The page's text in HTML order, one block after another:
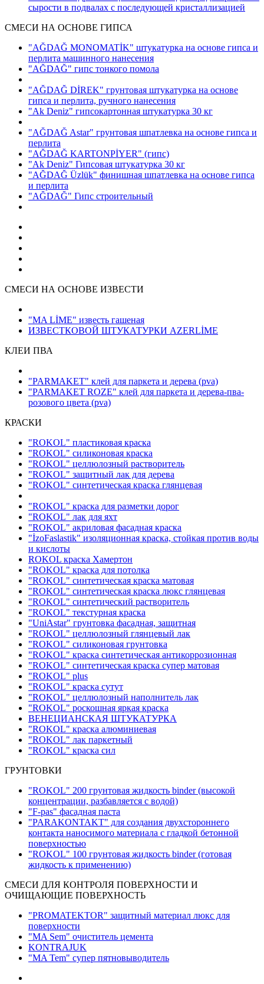
сырости в подвалах с последующей кристаллизацией
СМЕСИ НА ОСНОВЕ ГИПСА
"AĞDAĞ MONOMATİK" штукатурка на основе гипса и
перлита машинного нанесения
"AĞDAĞ" гипс тонкого помола
"AĞDAĞ DİREK" грунтовая штукатурка на основе
гипса и перлита, ручного нанесения
"Ak Deniz" гипсокартонная штукатурка 30 кг
"AĞDAĞ Astar" грунтовая шпатлевка на основе гипса и
перлита
"AĞDAĞ KARTONPİYER" (гипс)
"Ak Deniz" Гипсовая штукатурка 30 кг
"AĞDAĞ Üzlük" финишная шпатлевка на основе гипса
и перлита
"AĞDAĞ" Гипс строительный
СМЕСИ НА ОСНОВЕ ИЗВЕСТИ
"MA LİME" известь гашеная
ИЗВЕСТКОВОЙ ШТУКАТУРКИ AZERLİME
КЛЕИ ПВА
"PARMAKET" клей для паркета и дерева (pva)
"PARMAKET ROZE" клей для паркета и дерева-пва-
розового цвета (pva)
КРАСКИ
"ROKOL" пластиковая краска
"ROKOL" силиконовая краска
"ROKOL" целлюлозный растворитель
"ROKOL" защитный лак для дерева
"ROKOL" синтетическая краска глянцевая
"ROKOL" краска для разметки дорог
"ROKOL" лак для яхт
"ROKOL" акриловая фасадная краска
"İzoFaslastik" изоляционная краска, стойкая против воды
и кислоты
ROKOL краска Хамертон
"ROKOL" краска для потолка
"ROKOL" синтетическая краска матовая
"ROKOL" синтетическая краска люкс глянцевая
"ROKOL" синтетический растворитель
"ROKOL" текстурная краска
"UniAstar" грунтовка фасадная, защитная
"ROKOL" целлюлозный глянцевый лак
"ROKOL" силиконовая грунтовка
"ROKOL" краска синтетическая антикоррозионная
"ROKOL" синтетическая краска супер матовая
"ROKOL" plus
"ROKOL" краска сутут
"ROKOL" целлюлозный наполнитель лак
"ROKOL" роскошная яркая краска
ВЕНЕЦИАНСКАЯ ШТУКАТУРКА
"ROKOL" краска алюминиевая
"ROKOL" лак паркетный
"ROKOL" краска сил
ГРУНТОВКИ
"ROKOL" 200 грунтовая жидкость binder (высокой
концентрации, разбавляется с водой)
"F-pas" фасадная паста
"PARAKONTAKT" для создания двухстороннего
контакта наносимого материала с гладкой бетонной
поверхностью
"ROKOL" 100 грунтовая жидкость binder (готовая
жидкость к применению)
СМЕСИ ДЛЯ КОНТРОЛЯ ПОВЕРХНОСТИ И
ОЧИЩАЮЩИЕ ПОВЕРХНОСТЬ
"PROMATEKTOR" защитный материал люкс для
поверхности
"MA Sem" очиститель цемента
KONTRAJUK
"MA Tem" супер пятновыводитель